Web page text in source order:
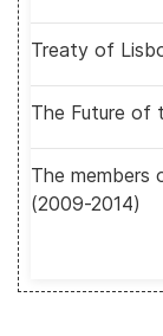
Treaty of
The Future of
The members
(2009-2014)